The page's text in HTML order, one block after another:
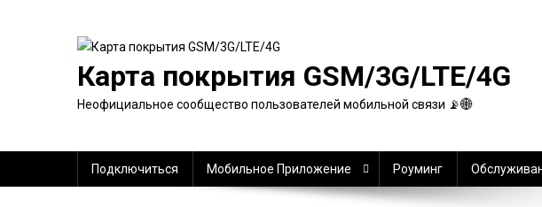
содержимому
Карта покрытия GSM/3G/LTE/4G
Неофициальное сообщество пользователей мобильной связи 📡🌐
Подключиться Мобильное Приложение Роуминг